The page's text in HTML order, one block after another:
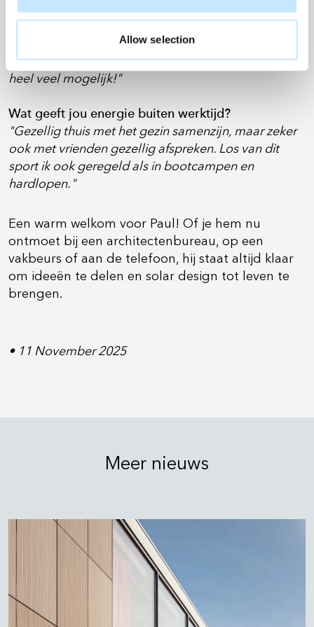
Allow selection
terughoudend is in het toepassen van nieuwe
technieken of producten. Wanneer we hier, middels
de juiste informatie, toegevoegde waarde en
certificeringen beweging in kunnen krijgen dan is er
heel veel mogelijk!"
Wat geeft jou energie buiten werktijd?
"Gezellig thuis met het gezin samenzijn, maar zeker
ook met vrienden gezellig afspreken. Los van dit
sport ik ook geregeld als in bootcampen en
hardlopen."
Een warm welkom voor Paul! Of je hem nu
ontmoet bij een architectenbureau, op een
vakbeurs of aan de telefoon, hij staat altijd klaar
om ideeën te delen en solar design tot leven te
brengen.
• 11 November 2025
Meer nieuws